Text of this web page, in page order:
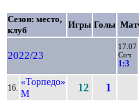
Сезон: место,
клуб
Игры Голы
2022/23
17.07
Соч
1:3
16.
«Торпедо»
М
12 1